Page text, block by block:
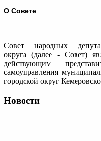
О Совете
Совет народных
округа (далее - Совет)
действующим
самоуправления
городской округ
Новости